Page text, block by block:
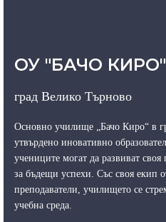
ОУ "БАЧО КИРО"
град Велико Търново
Основно училище „Бачо Киро“ в
утвърдено иновативно
учениците могат да развиват
за бъдещи успехи. Със своя екип
преподаватели, училището се
учебна среда.